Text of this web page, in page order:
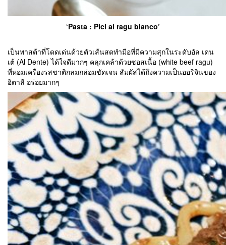
‘Pasta : Pici al ragu bianco’
เป็นพาสต้าที่โดดเด่นด้วยตัวเส้นสดทำมือที่มีความสุกในระดับอัล เดน
เต้ (Al Dente) ได้ใจดีมากๆ คลุกเคล้าด้วยซอสเนื้อ (white beef ragu)
ที่หอมเครื่องรสชาติกลมกล่อมชัดเจน สัมผัสได้ถึงความเป็นออริจินของ
อิตาลี อร่อยมากๆ